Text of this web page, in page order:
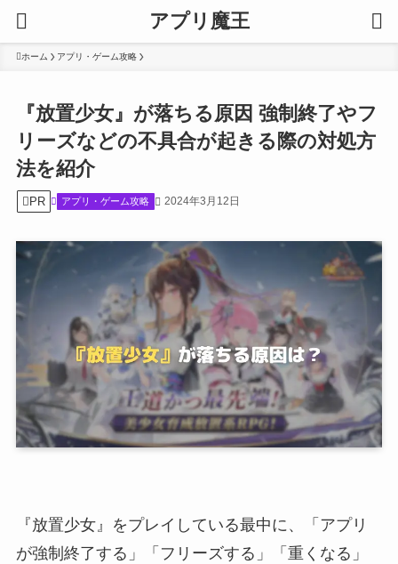
アプリ魔王
ホーム アプリ・ゲーム攻略
『放置少女』が落ちる原因 強制終了やフ
リーズなどの不具合が起きる際の対処方
法を紹介
PR アプリ・ゲーム攻略 2024年3月12日
『放置少女』をプレイしている最中に、「アプリ
が強制終了する」「フリーズする」「重くなる」